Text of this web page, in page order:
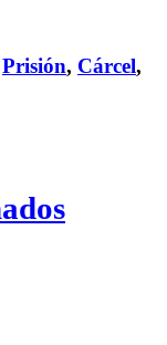
Prisión, Cárcel,